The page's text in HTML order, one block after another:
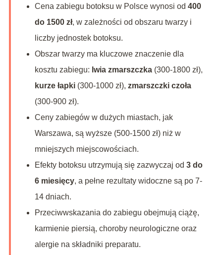
Cena zabiegu botoksu w Polsce wynosi od 400
do 1500 zł, w zależności od obszaru twarzy i
liczby jednostek botoksu.
Obszar twarzy ma kluczowe znaczenie dla
kosztu zabiegu: lwia zmarszczka(300-1800 zł),
kurze łapki(300-1000 zł), zmarszczki czoła
(300-900 zł).
Ceny zabiegów w dużych miastach, jak
Warszawa, są wyższe (500-1500 zł) niż w
mniejszych miejscowościach.
Efekty botoksu utrzymują się zazwyczaj od 3 do
6 miesięcy, a pełne rezultaty widoczne są po 7-
14 dniach.
Przeciwwskazania do zabiegu obejmują ciążę,
karmienie piersią, choroby neurologiczne oraz
alergie na składniki preparatu.